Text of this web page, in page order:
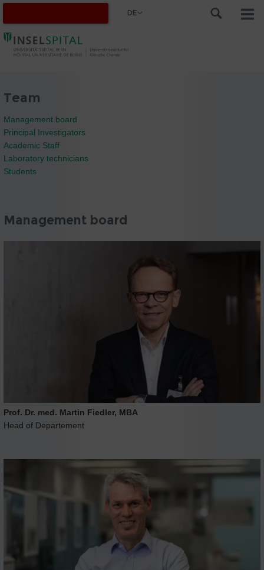
DE
Team
Management board
Principal Investigators
Academic Staff
Laboratory technicians
Students
Management board
Prof. Dr. med. Martin Fiedler, MBA
Head of Departement